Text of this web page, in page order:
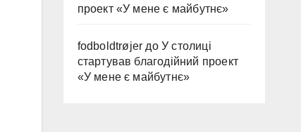
проект «У мене є майбутнє»
fodboldtrøjer до У столиці
стартував благодійний проект
«У мене є майбутнє»